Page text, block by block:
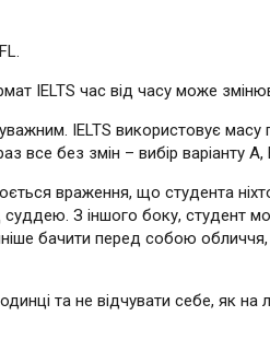
IELTS час від часу може
IELTS використовує масу
все без змін – вибір варіанту A,
враження, що студента
суддею. З іншого боку, студент
бачити перед собою обличчя,
та не відчувати себе, як на